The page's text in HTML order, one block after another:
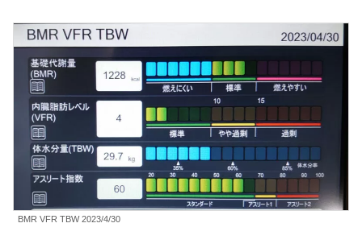
BMR VFR TBW 2023/4/30